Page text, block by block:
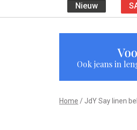
Nieuw
Ook jeans in
Home JdY Say linen